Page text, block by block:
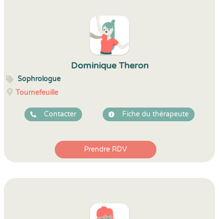
Dominique Theron
Sophrologue
Tournefeuille
Contacter Fiche du thérapeute
Prendre RDV